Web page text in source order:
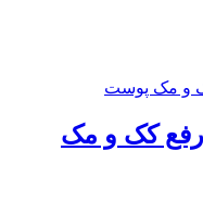
کک و مک